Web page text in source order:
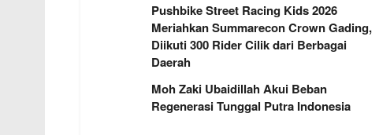
Pushbike Street Racing Kids 2026
Meriahkan Summarecon Crown Gading,
Diikuti 300 Rider Cilik dari Berbagai
Daerah
Moh Zaki Ubaidillah Akui Beban
Regenerasi Tunggal Putra Indonesia